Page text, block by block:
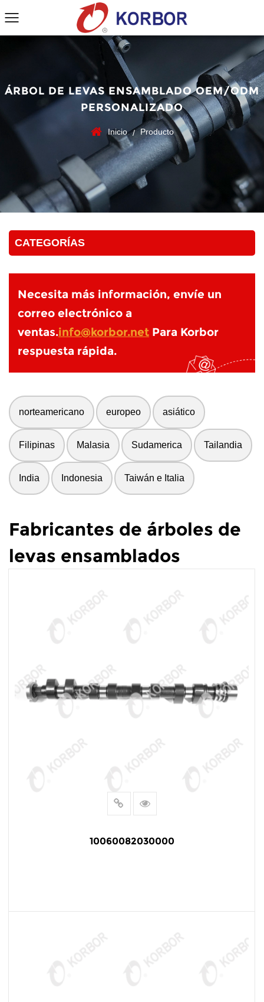
ÁRBOL DE LEVAS ENSAMBLADO OEM/ODM
PERSONALIZADO
Inicio / Producto
CATEGORÍAS
Necesita más información, envíe un
correo electrónico a
ventas.info@korbor.net Para Korbor
respuesta rápida.
norteamericano europeo asiático
Filipinas Malasia Sudamerica Tailandia
India Indonesia Taiwán e Italia
Fabricantes de árboles de
levas ensamblados
10060082030000